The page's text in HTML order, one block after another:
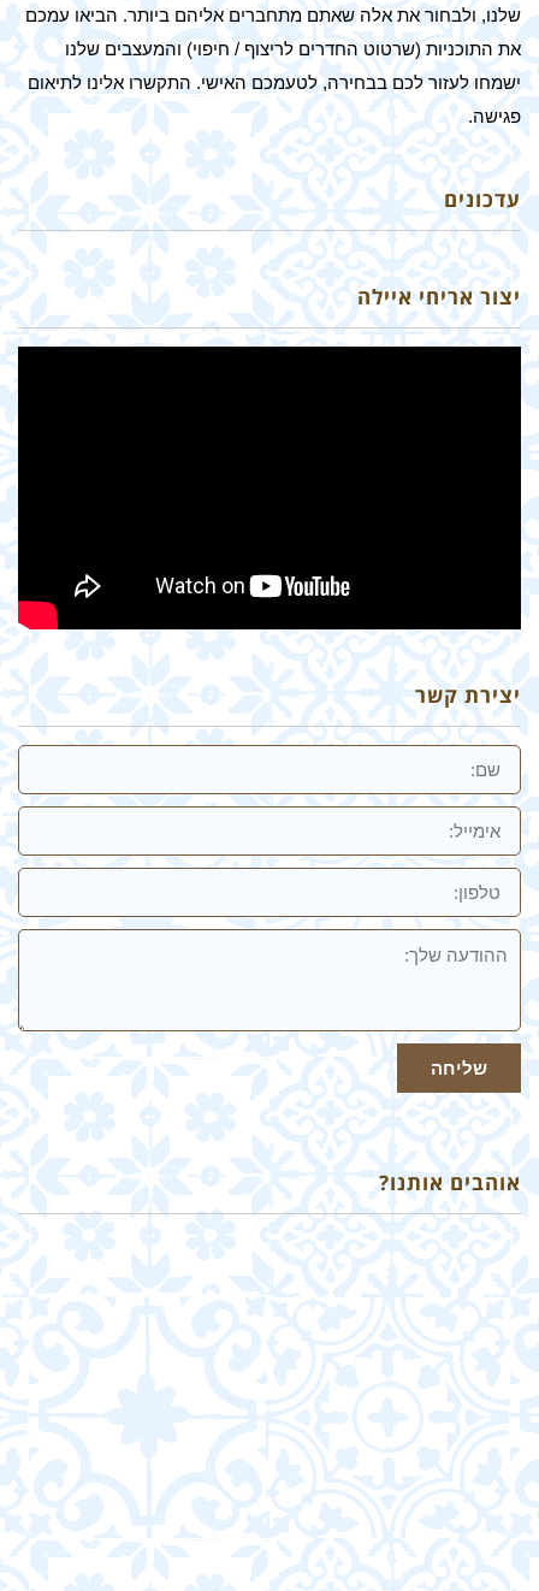
שלנו, ולבחור את אלה שאתם מתחברים אליהם ביותר. הביאו עמכם
את התוכניות (שרטוט החדרים לריצוף / חיפוי) והמעצבים שלנו
ישמחו לעזור לכם בבחירה, לטעמכם האישי. התקשרו אלינו לתיאום
פגישה.
עדכונים
יצור אריחי איילה
יצירת קשר
שם
אימייל
טלפון:
ההודעה
שלך
שליחה
אוהבים אותנו?